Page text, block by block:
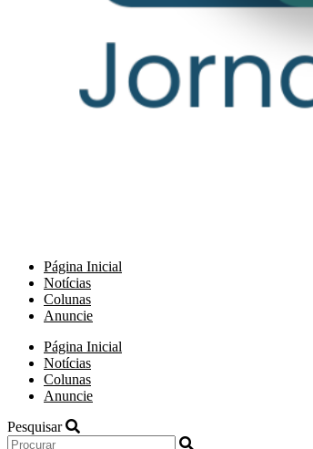
Página Inicial
Notícias
Colunas
Anuncie
Página Inicial
Notícias
Colunas
Anuncie
Pesquisar